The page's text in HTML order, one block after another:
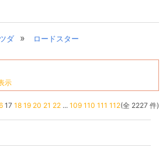
ダ » ロードスター
示
17 18 19 20 21 22... 109 110 111 112(全 2227 件)